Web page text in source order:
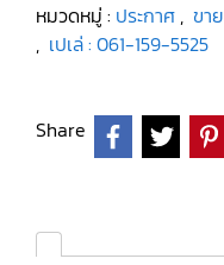
หมวดหมู่ : ประกาศ , ขาย
, เปเล่ : 061-159-5525
Share